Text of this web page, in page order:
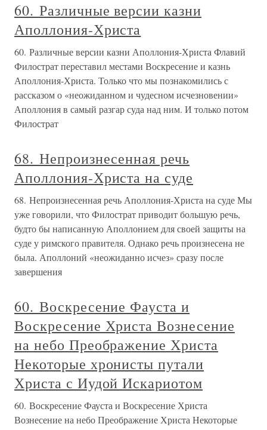
60. Различные версии казни
Аполлония-Христа
60. Различные версии казни Аполлония-Христа Флавий
Филострат переставил местами Воскресение и казнь
Аполлония-Христа. Только что мы познакомились с
рассказом о «неожиданном и чудесном исчезновении»
Аполлония в самый разгар суда над ним. И только потом
Филострат
68. Непроизнесенная речь
Аполлония-Христа на суде
68. Непроизнесенная речь Аполлония-Христа на суде Мы
уже говорили, что Филострат приводит большую речь,
будто бы написанную Аполлонием для своей защиты на
суде у римского правителя. Однако речь произнесена не
была. Аполлоний «неожиданно исчез» сразу после
завершения
60. Воскресение Фауста и
Воскресение Христа Вознесение
на небо Преображение Христа
Некоторые хронисты путали
Христа с Иудой Искариотом
60. Воскресение Фауста и Воскресение Христа
Вознесение на небо Преображение Христа Некоторые